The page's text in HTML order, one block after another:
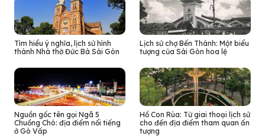
Tìm hiểu ý nghĩa, lịch sử hình
thành Nhà thờ Đức Bà Sài Gòn
Lịch sử chợ Bến Thành: Một biểu
tượng của Sài Gòn hoa lệ
Nguồn gốc tên gọi Ngã 5
Chuồng Chó: địa điểm nổi tiếng
ở Gò Vấp
Hồ Con Rùa: Từ giai thoại lịch sử
cho đến địa điểm tham quan ấn
tượng